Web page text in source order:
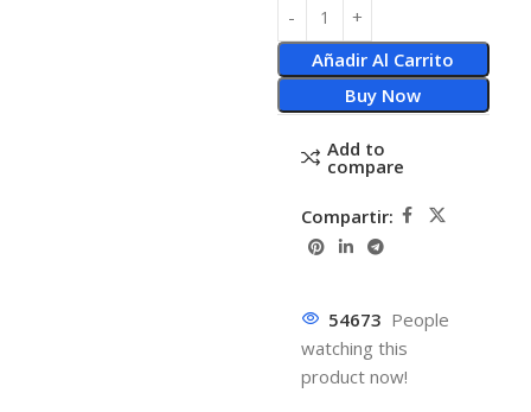
Añadir Al Carrito
Buy Now
Add to
compare
Compartir:
54673 People
watching this
product now!